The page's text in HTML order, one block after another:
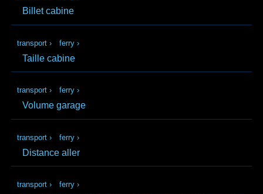
Billet cabine
transport › ferry ›
Taille cabine
transport › ferry ›
Volume garage
transport › ferry ›
Distance aller
transport › ferry ›